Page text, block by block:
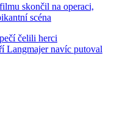
skončil na operaci,
scéna
čelili herci
Langmajer navíc putoval